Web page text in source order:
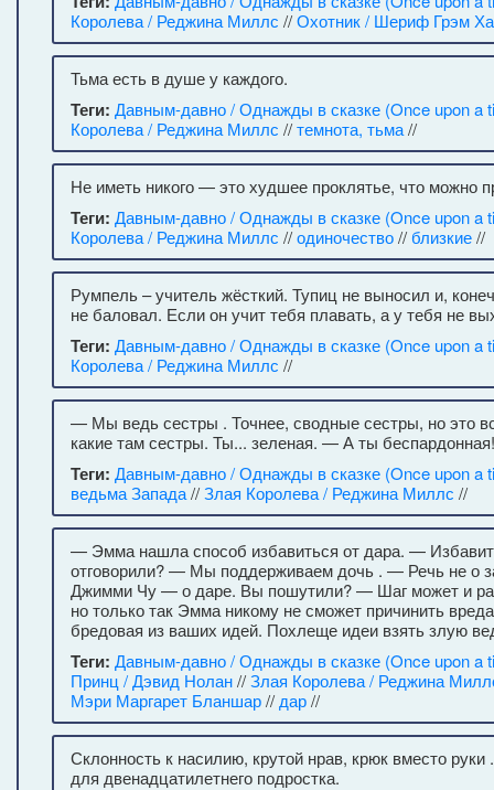
Королева / Реджина Миллс //Охотник / Шериф Грэм
Тьма есть в душе у каждого.
Теги: Давным-давно / Однажды в сказке (Once upon a
Королева / Реджина Миллс //темнота, тьма//
Не иметь никого — это худшее проклятье, что можно
Теги: Давным-давно / Однажды в сказке (Once upon a
Королева / Реджина Миллс //одиночество//близкие//
Румпель – учитель жёсткий. Тупиц не выносил и,
не баловал. Если он учит тебя плавать, а у тебя не
Теги: Давным-давно / Однажды в сказке (Once upon a
Королева / Реджина Миллс //
— Мы ведь сестры . Точнее, сводные сестры, но это
какие там сестры. Ты... зеленая. — А ты беспардонная!
Теги: Давным-давно / Однажды в сказке (Once upon a
ведьма Запада//Злая Королева / Реджина Миллс //
— Эмма нашла способ избавиться от дара. —
отговорили? — Мы поддерживаем дочь . — Речь не о
Джимми Чу — о даре. Вы пошутили? — Шаг может и
но только так Эмма никому не сможет причинить
бредовая из ваших идей. Похлеще идеи взять злую
Теги: Давным-давно / Однажды в сказке (Once upon a
Принц / Дэвид Нолан//Злая Королева / Реджина
Мэри Маргарет Бланшар// дар//
Склонность к насилию, крутой нрав, крюк вместо руки
для двенадцатилетнего подростка.